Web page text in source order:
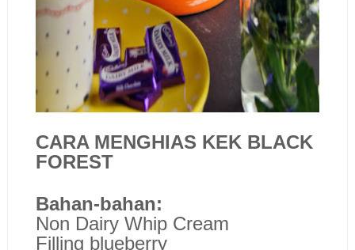
CARA MENGHIAS KEK BLACK
FOREST
Bahan-bahan:
Non Dairy Whip Cream
Filling blueberry